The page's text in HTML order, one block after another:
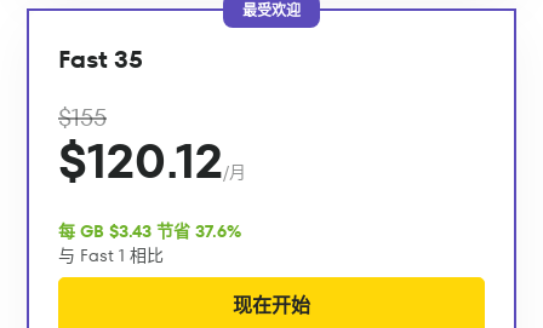
最受欢迎
Fast 35
$155
$120.12/月
每 GB $3.43 节省 37.6%
与 Fast 1 相比
现在开始